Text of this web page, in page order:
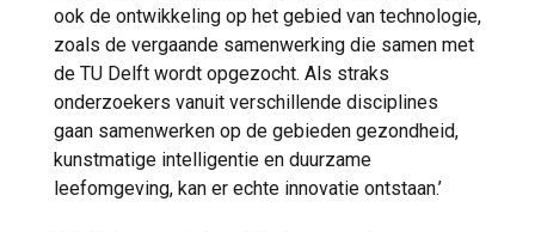
ook de ontwikkeling op het gebied van technologie,
zoals de vergaande samenwerking die samen met
de TU Delft wordt opgezocht. Als straks
onderzoekers vanuit verschillende disciplines
gaan samenwerken op de gebieden gezondheid,
kunstmatige intelligentie en duurzame
leefomgeving, kan er echte innovatie ontstaan.’